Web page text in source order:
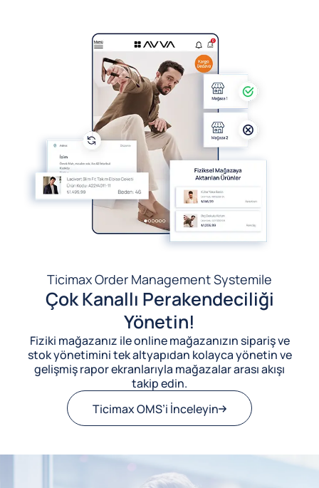
Ticimax Order Management Systemile
Çok Kanallı Perakendeciliği
Yönetin!
Fiziki mağazanız ile online mağazanızın sipariş ve
stok yönetimini tek altyapıdan kolayca yönetin ve
gelişmiş rapor ekranlarıyla mağazalar arası akışı
takip edin.
Ticimax OMS’i İnceleyin